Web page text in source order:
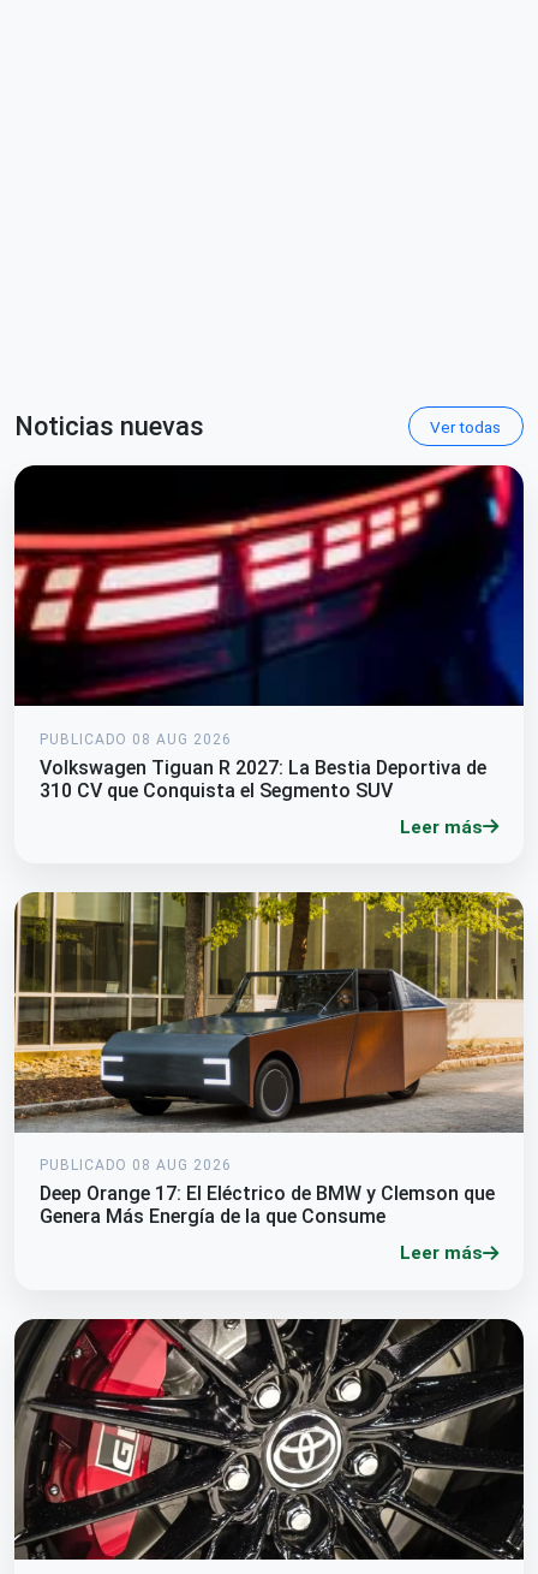
Noticias nuevas Ver todas
PUBLICADO 08 AUG 2026
Volkswagen Tiguan R 2027: La Bestia Deportiva de
310 CV que Conquista el Segmento SUV
Leer más
PUBLICADO 08 AUG 2026
Deep Orange 17: El Eléctrico de BMW y Clemson que
Genera Más Energía de la que Consume
Leer más